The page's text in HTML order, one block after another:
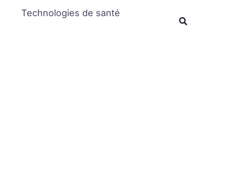
Technologies de santé
Rechercher